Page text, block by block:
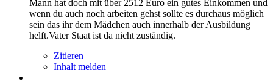
Mann hat doch mit über 2512 Euro ein gutes Einkommen und
wenn du auch noch arbeiten gehst sollte es durchaus möglich
sein das ihr dem Mädchen auch innerhalb der Ausbildung
helft.Vater Staat ist da nicht zuständig.
Zitieren
Inhalt melden